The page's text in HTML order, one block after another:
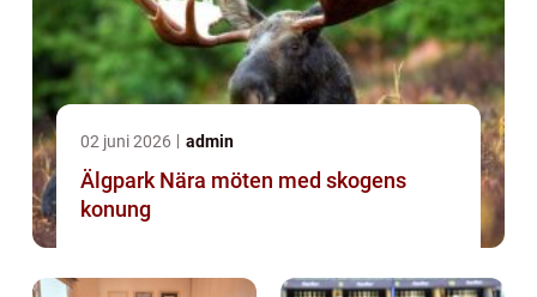
02 juni 2026 admin
Älgpark Nära möten med skogens
konung